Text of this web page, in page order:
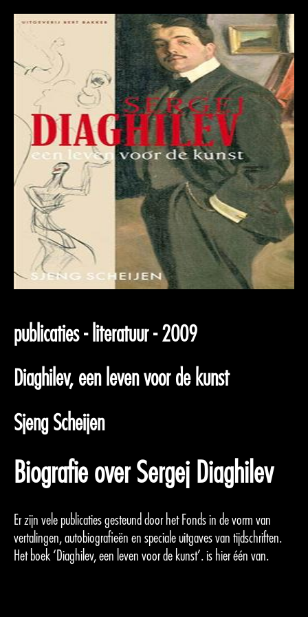
publicaties - literatuur - 2009
Diaghilev, een leven voor de kunst
Sjeng Scheijen
Biografie over Sergej Diaghilev
Er zijn vele publicaties gesteund door het Fonds in de vorm van
vertalingen, autobiografieën en speciale uitgaves van tijdschriften.
Het boek ‘Diaghilev, een leven voor de kunst’. is hier één van.